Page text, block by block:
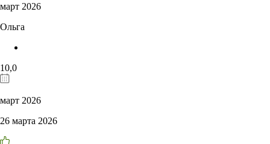
март 2026
Ольга
10,0
март 2026
26 марта 2026